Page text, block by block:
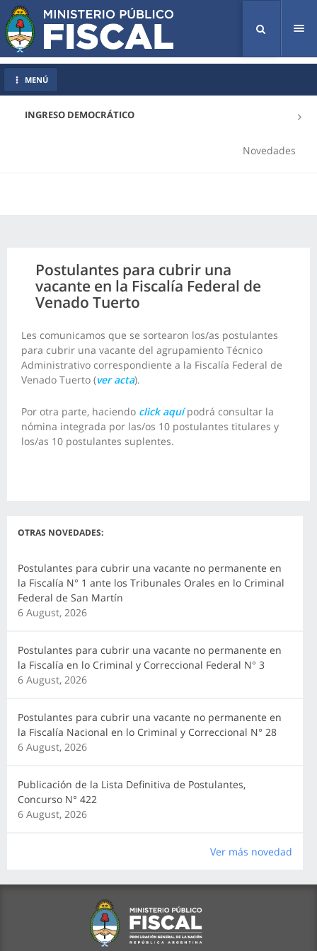
INGRESO DEMOCRÁTICO
Novedades
MENÚ
Postulantes para cubrir una
vacante en la Fiscalía Federal de
Venado Tuerto
Les comunicamos que se sortearon los/as postulantes
para cubrir una vacante del agrupamiento Técnico
Administrativo correspondiente a la Fiscalía Federal de
Venado Tuerto (ver acta).
Por otra parte, haciendo click aquípodrá consultar la
nómina integrada por las/os 10 postulantes titulares y
los/as 10 postulantes suplentes.
OTRAS NOVEDADES:
Postulantes para cubrir una vacante no permanente en
la Fiscalía N° 1 ante los Tribunales Orales en lo Criminal
Federal de San Martín
6 August, 2026
Postulantes para cubrir una vacante no permanente en
la Fiscalía en lo Criminal y Correccional Federal N° 3
6 August, 2026
Postulantes para cubrir una vacante no permanente en
la Fiscalía Nacional en lo Criminal y Correccional N° 28
6 August, 2026
Publicación de la Lista Definitiva de Postulantes,
Concurso N° 422
6 August, 2026
Ver más novedad